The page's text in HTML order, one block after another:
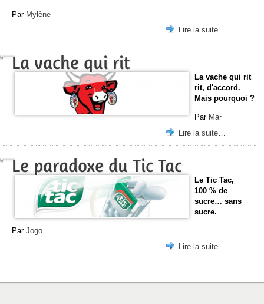
Par Mylène
Lire la suite…
La vache qui rit
La vache qui rit
rit, d'accord.
Mais pourquoi ?
Par Ma~
Lire la suite…
Le paradoxe du Tic Tac
Le Tic Tac,
100 % de
sucre… sans
sucre.
Par Jogo
Lire la suite…